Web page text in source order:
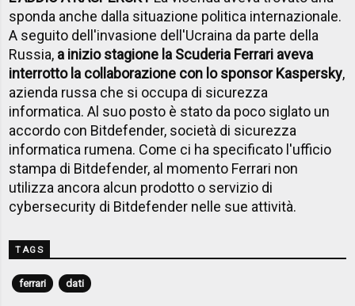
sponda anche dalla situazione politica internazionale.
A seguito dell'invasione dell'Ucraina da parte della
Russia, a inizio stagione la Scuderia Ferrari aveva
interrotto la collaborazione con lo sponsor Kaspersky,
azienda russa che si occupa di sicurezza
informatica. Al suo posto è stato da poco siglato un
accordo con Bitdefender, società di sicurezza
informatica rumena. Come ci ha specificato l'ufficio
stampa di Bitdefender, al momento Ferrari non
utilizza ancora alcun prodotto o servizio di
cybersecurity di Bitdefender nelle sue attività.
TAGS
ferrari dati